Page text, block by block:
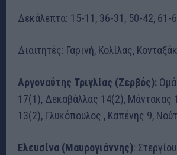
Δεκάλεπτα: 15-11, 36-31, 50-42, 61-
Διαιτητές: Γαρινή, Κολίλας,
Αργοναύτης Τριγλίας (Ζερβός):
17(1), Δεκαβάλλας 14(2), Μάντακας
13(2), Γλυκόπουλος , Καπένης 9,
Ελευσίνα (Μαυρογιάννης):